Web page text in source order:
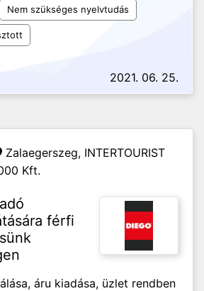
Nem szükséges nyelvtudás
2021. 06. 25.
Zalaegerszeg, INTERTOURIST
Kft.
férfi
áru kiadása, üzlet rendben